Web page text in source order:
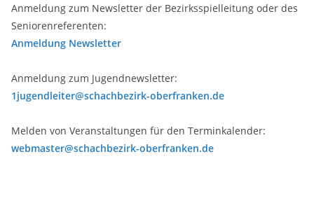
Anmeldung zum Newsletter der Bezirksspielleitung oder des
Seniorenreferenten:
Anmeldung Newsletter
Anmeldung zum Jugendnewsletter:
1jugendleiter@schachbezirk-oberfranken.de
Melden von Veranstaltungen für den Terminkalender:
webmaster@schachbezirk-oberfranken.de